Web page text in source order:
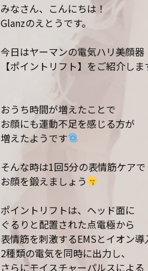
みなさん、こんにちは！
Glanzのえとうです。
今日はヤーマンの電気ハリ美顔器
【ポイントリフト】をご紹介しま
おうち時間が増えたことで
お顔にも運動不足を感じる方が
増えたようです
そんな時は1回5分の表情筋ケアで
お顔を鍛えましょう
ポイントリフトは、ヘッド面に
ぐるりと配置された点電極から
表情筋を刺激するEMSとイオン導
2種類の電気を同時に出力し、
さらにモイスチャーパルスによる